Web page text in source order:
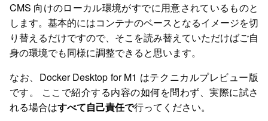
CMS 向けのローカル環境がすでに用意されているものと
します。基本的にはコンテナのベースとなるイメージを切
り替えるだけですので、そこを読み替えていただけばご自
身の環境でも同様に調整できると思います。
なお、Docker Desktop for M1 はテクニカルプレビュー版
です。
ここで紹介する内容の如何を問わず、実際に試さ
れる場合はすべて自己責任で行ってください。